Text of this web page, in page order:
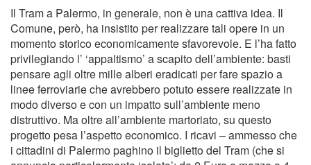
Il Tram a Palermo, in generale, non è una cattiva idea. Il
Comune, però, ha insistito per realizzare tali opere in un
momento storico economicamente sfavorevole. E l’ha fatto
privilegiando l’ ‘appaltismo’ a scapito dell’ambiente: basti
pensare agli oltre mille alberi eradicati per fare spazio a
linee ferroviarie che avrebbero potuto essere realizzate in
modo diverso e con un impatto sull’ambiente meno
distruttivo. Ma oltre all’ambiente martoriato, su questo
progetto pesa l’aspetto economico. I ricavi – ammesso che
i cittadini di Palermo paghino il biglietto del Tram (che si